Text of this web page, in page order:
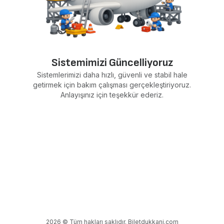
Sistemimizi Güncelliyoruz
Sistemlerimizi daha hızlı, güvenli ve stabil hale
getirmek için bakım çalışması gerçekleştiriyoruz.
Anlayışınız için teşekkür ederiz.
2026 © Tüm hakları saklıdır. Biletdukkani.com